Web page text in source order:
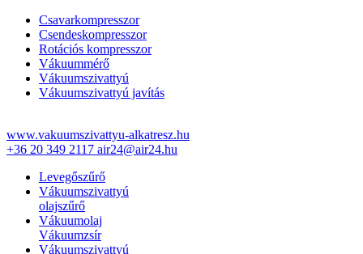
Csavarkompresszor
Csendeskompresszor
Rotációs kompresszor
Vákuummérő
Vákuumszivattyú
Vákuumszivattyú javítás
www.vakuumszivattyu-alkatresz.hu
+36 20 349 2117 air24@air24.hu
Levegőszűrő
Vákuumszivattyú
olajszűrő
Vákuumolaj
Vákuumzsír
Vákuumszivattyú